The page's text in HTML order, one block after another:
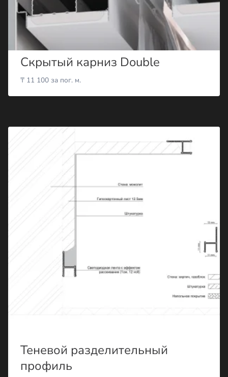
Скрытый карниз Double
₸ 11 100 за пог. м.
Теневой разделительный
профиль